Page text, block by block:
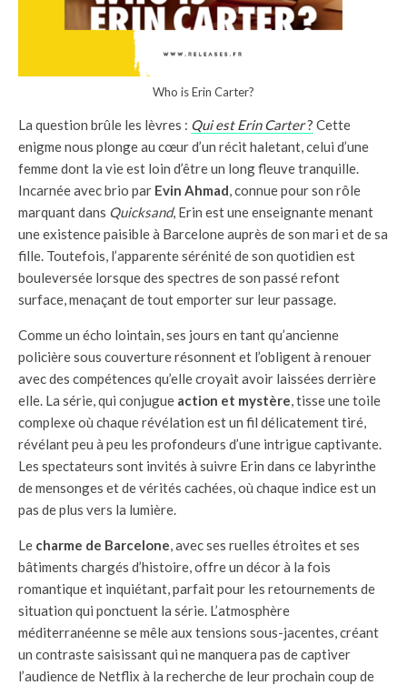
Who is Erin Carter?
La question brûle les lèvres : Qui est Erin Carter? Cette
enigme nous plonge au cœur d’un récit haletant, celui d’une
femme dont la vie est loin d’être un long fleuve tranquille.
Incarnée avec brio par Evin Ahmad, connue pour son rôle
marquant dans Quicksand, Erin est une enseignante menant
une existence paisible à Barcelone auprès de son mari et de sa
fille. Toutefois, l’apparente sérénité de son quotidien est
bouleversée lorsque des spectres de son passé refont
surface, menaçant de tout emporter sur leur passage.
Comme un écho lointain, ses jours en tant qu’ancienne
policière sous couverture résonnent et l’obligent à renouer
avec des compétences qu’elle croyait avoir laissées derrière
elle. La série, qui conjugue action et mystère, tisse une toile
complexe où chaque révélation est un fil délicatement tiré,
révélant peu à peu les profondeurs d’une intrigue captivante.
Les spectateurs sont invités à suivre Erin dans ce labyrinthe
de mensonges et de vérités cachées, où chaque indice est un
pas de plus vers la lumière.
Le charme de Barcelone, avec ses ruelles étroites et ses
bâtiments chargés d’histoire, offre un décor à la fois
romantique et inquiétant, parfait pour les retournements de
situation qui ponctuent la série. L’atmosphère
méditerranéenne se mêle aux tensions sous-jacentes, créant
un contraste saisissant qui ne manquera pas de captiver
l’audience de Netflix à la recherche de leur prochain coup de